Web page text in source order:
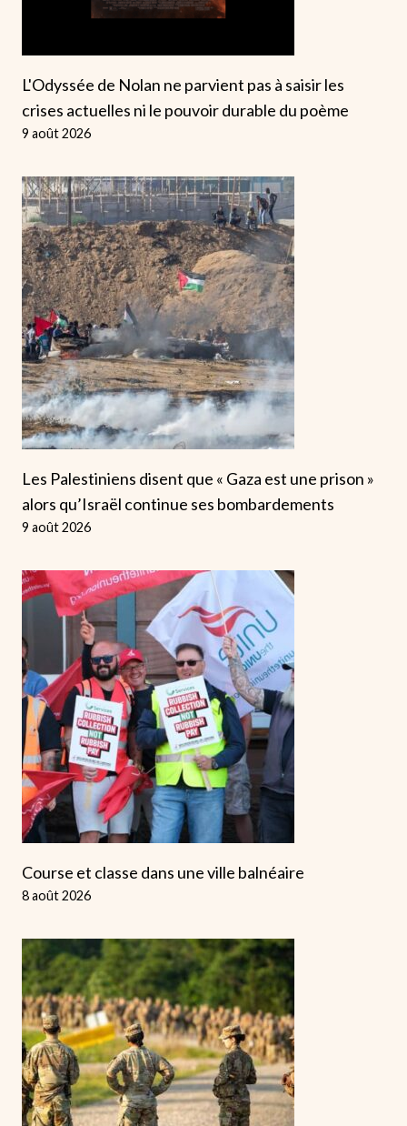
L'Odyssée de Nolan ne parvient pas à saisir les
crises actuelles ni le pouvoir durable du poème
9 août 2026
Les Palestiniens disent que « Gaza est une prison »
alors qu’Israël continue ses bombardements
9 août 2026
Course et classe dans une ville balnéaire
8 août 2026